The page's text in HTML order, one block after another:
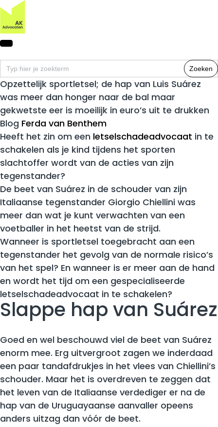
Zoek
naar:
Opzettelijk sportletsel; de hap van Luis Suárez
was meer dan honger naar de bal maar
gekwetste eer is moeilijk in euro’s uit te drukken
Blog Ferda van Benthem
Heeft het zin om een letselschadeadvocaat in te
schakelen als je kind tijdens het sporten
slachtoffer wordt van de acties van zijn
tegenstander?
De beet van Suárez in de schouder van zijn
Italiaanse tegenstander Giorgio Chiellini was
meer dan wat je kunt verwachten van een
voetballer in het heetst van de strijd.
Wanneer is sportletsel toegebracht aan een
tegenstander het gevolg van de normale risico’s
van het spel? En wanneer is er meer aan de hand
en wordt het tijd om een gespecialiseerde
letselschadeadvocaat in te schakelen?
Slappe hap van Suárez
Goed en wel beschouwd viel de beet van Suárez
enorm mee. Erg uitvergroot zagen we inderdaad
een paar tandafdrukjes in het vlees van Chiellini’s
schouder. Maar het is overdreven te zeggen dat
het leven van de Italiaanse verdediger er na de
hap van de Uruguayaanse aanvaller opeens
anders uitzag dan vóór de beet.